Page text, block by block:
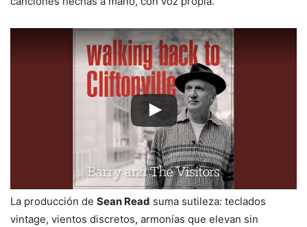
La producción de Sean Read suma sutileza: teclados
vintage, vientos discretos, armonías que elevan sin